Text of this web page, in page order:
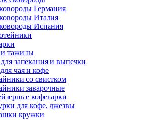
Германия
Италия
Испания
тажины
запекания и выпечки
чая и кофе
со свистком
заварочные
кофеварки
для кофе, джезвы
кружки